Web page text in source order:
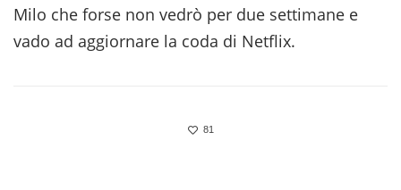
Milo che forse non vedrò per due settimane e
vado ad aggiornare la coda di Netflix.
81